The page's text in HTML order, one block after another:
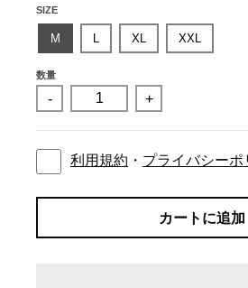
SIZE
M L XL XXL
数量
- +
利用規約 ・ プライバシーポ
カートに追加